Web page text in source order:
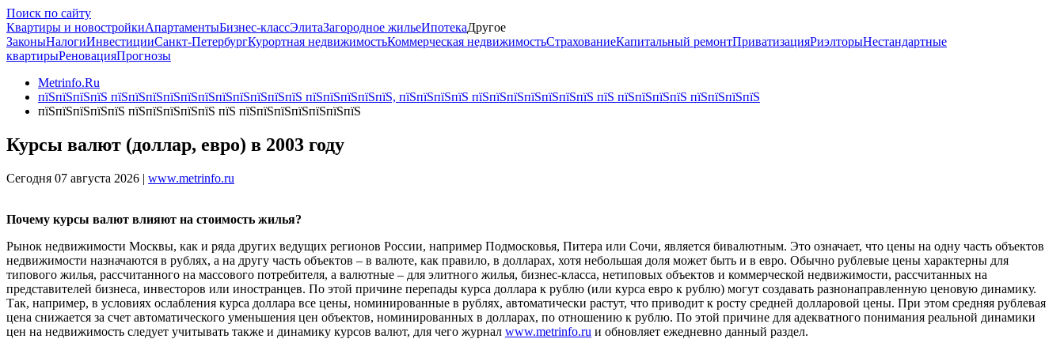
Поиск по сайту
Квартиры и новостройкиАпартаментыБизнес-классЭлитаЗагородное жильеИпотекаДругое
ЗаконыНалогиИнвестицииСанкт-ПетербургКурортная недвижимостьКоммерческая недвижимостьСтрахованиеКапитальный ремонтПриватизацияРиэлторыНестандартные
квартирыРеновацияПрогнозы
Metrinfo.Ru
пїЅпїЅпїЅпїЅ пїЅпїЅпїЅпїЅпїЅпїЅпїЅпїЅпїЅпїЅпїЅ пїЅпїЅпїЅпїЅпїЅ, пїЅпїЅпїЅпїЅ пїЅпїЅпїЅпїЅпїЅпїЅпїЅ пїЅ пїЅпїЅпїЅпїЅ пїЅпїЅпїЅпїЅ
пїЅпїЅпїЅпїЅпїЅ пїЅпїЅпїЅпїЅпїЅ пїЅ пїЅпїЅпїЅпїЅпїЅпїЅпїЅ
Курсы валют (доллар, евро) в 2003 году
Сегодня 07 августа 2026 | www.metrinfo.ru
Почему курсы валют влияют на стоимость жилья?
Рынок недвижимости Москвы, как и ряда других ведущих регионов России, например Подмосковья, Питера или Сочи, является бивалютным. Это означает, что цены на одну часть объектов
недвижимости назначаются в рублях, а на другу часть объектов – в валюте, как правило, в долларах, хотя небольшая доля может быть и в евро. Обычно рублевые цены характерны для
типового жилья, рассчитанного на массового потребителя, а валютные – для элитного жилья, бизнес-класса, нетиповых объектов и коммерческой недвижимости, рассчитанных на
представителей бизнеса, инвесторов или иностранцев. По этой причине перепады курса доллара к рублю (или курса евро к рублю) могут создавать разнонаправленную ценовую динамику.
Так, например, в условиях ослабления курса доллара все цены, номинированные в рублях, автоматически растут, что приводит к росту средней долларовой цены. При этом средняя рублевая
цена снижается за счет автоматического уменьшения цен объектов, номинированных в долларах, по отношению к рублю. По этой причине для адекватного понимания реальной динамики
цен на недвижимость следует учитывать также и динамику курсов валют, для чего журнал www.metrinfo.ru и обновляет ежедневно данный раздел.